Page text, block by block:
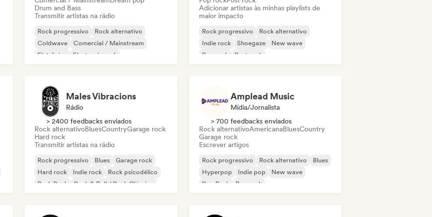
Drum and Bass
Transmitir artistas na rádio
Rock progressivo
Rock alternativo
Coldwave
Comercial / Mainstream
Eletrônica
Electronic rock
Adicionar artistas às minhas playlists de
maior impacto
Rock progressivo
Rock alternativo
Indie rock
Shoegaze
New wave
Pop rock
Post rock
Males Vibracions
Rádio
> 2400 feedbacks enviados
Rock alternativoBluesCountryGarage rock
Hard rock
Transmitir artistas na rádio
Rock progressivo Blues
Garage rock
Hard rock
Indie rock
Rock psicodélico
Punk Rock
Rock & Roll / Rock Clássico
Amplead Music
Mídia/Jornalista
> 700 feedbacks enviados
Rock alternativoAmericanaBluesCountry
Garage rock
Escrever artigos
Rock progressivo Rock alternativo
Blues
Hyperpop
Indie pop
New wave
Pop Punk
Pop rock